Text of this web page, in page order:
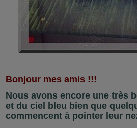
Bonjour mes amis !!!
Nous avons encore une très
et du ciel bleu bien que
commencent à pointer leur